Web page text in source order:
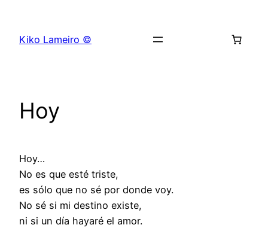
contenido
Kiko Lameiro ©
Hoy
Hoy…
No es que esté triste,
es sólo que no sé por donde voy.
No sé si mi destino existe,
ni si un día hayaré el amor.